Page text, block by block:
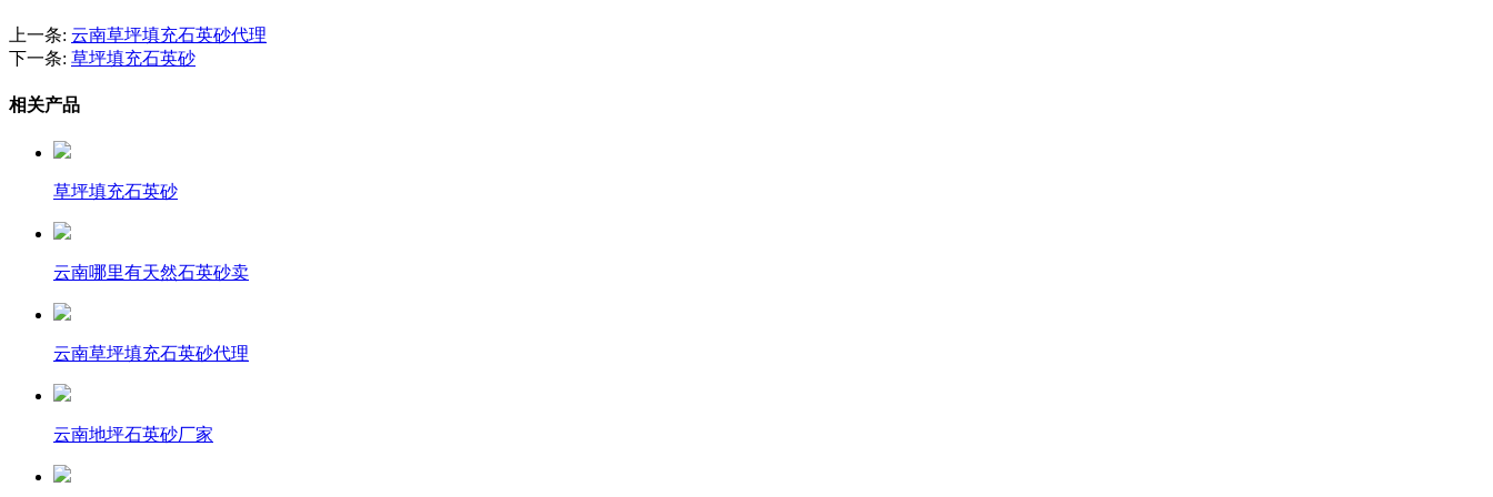
上一条: 云南草坪填充石英砂代理
下一条: 草坪填充石英砂
相关产品
草坪填充石英砂
云南哪里有天然石英砂卖
云南草坪填充石英砂代理
云南地坪石英砂厂家